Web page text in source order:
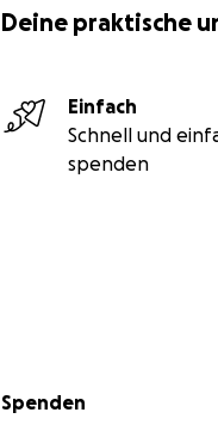
Deine praktische
Einfach
Schnell und
spenden
Sekundärmenü
Spenden